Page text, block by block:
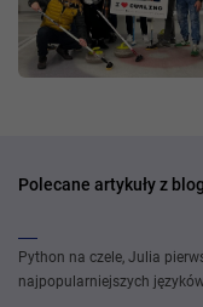
Polecane artykuły z
Python na czele, Julia
najpopularniejszych